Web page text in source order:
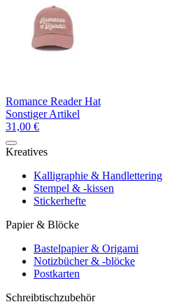
Romance Reader Hat
Sonstiger Artikel
31,00 €
Kreatives
Kalligraphie & Handlettering
Stempel & -kissen
Stickerhefte
Papier & Blöcke
Bastelpapier & Origami
Notizbücher & -blöcke
Postkarten
Schreibtischzubehör